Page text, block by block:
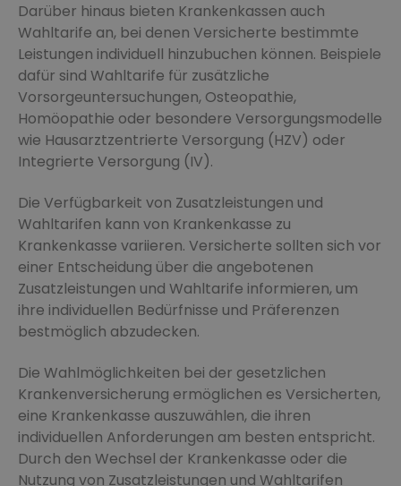
Darüber hinaus bieten Krankenkassen auch
Wahltarife an, bei denen Versicherte bestimmte
Leistungen individuell hinzubuchen können. Beispiele
dafür sind Wahltarife für zusätzliche
Vorsorgeuntersuchungen, Osteopathie,
Homöopathie oder besondere Versorgungsmodelle
wie Hausarztzentrierte Versorgung (HZV) oder
Integrierte Versorgung (IV).
Die Verfügbarkeit von Zusatzleistungen und
Wahltarifen kann von Krankenkasse zu
Krankenkasse variieren. Versicherte sollten sich vor
einer Entscheidung über die angebotenen
Zusatzleistungen und Wahltarife informieren, um
ihre individuellen Bedürfnisse und Präferenzen
bestmöglich abzudecken.
Die Wahlmöglichkeiten bei der gesetzlichen
Krankenversicherung ermöglichen es Versicherten,
eine Krankenkasse auszuwählen, die ihren
individuellen Anforderungen am besten entspricht.
Durch den Wechsel der Krankenkasse oder die
Nutzung von Zusatzleistungen und Wahltarifen